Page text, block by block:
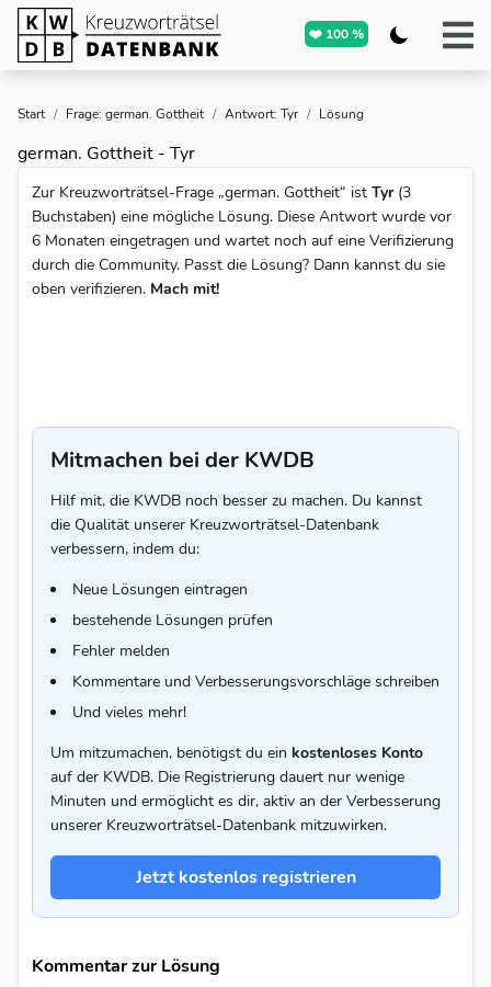
❤️ 100 %
Start / Frage: german. Gottheit / Antwort: Tyr / Lösung
german. Gottheit - Tyr
Zur Kreuzworträtsel-Frage „german. Gottheit“ ist Tyr(3
Buchstaben) eine mögliche Lösung. Diese Antwort wurde vor
6 Monaten eingetragen und wartet noch auf eine Verifizierung
durch die Community. Passt die Lösung? Dann kannst du sie
oben verifizieren. Mach mit!
Mitmachen bei der KWDB
Hilf mit, die KWDB noch besser zu machen. Du kannst
die Qualität unserer Kreuzworträtsel-Datenbank
verbessern, indem du:
Neue Lösungen eintragen
bestehende Lösungen prüfen
Fehler melden
Kommentare und Verbesserungsvorschläge schreiben
Und vieles mehr!
Um mitzumachen, benötigst du ein kostenloses Konto
auf der KWDB. Die Registrierung dauert nur wenige
Minuten und ermöglicht es dir, aktiv an der Verbesserung
unserer Kreuzworträtsel-Datenbank mitzuwirken.
Jetzt kostenlos registrieren
Kommentar zur Lösung